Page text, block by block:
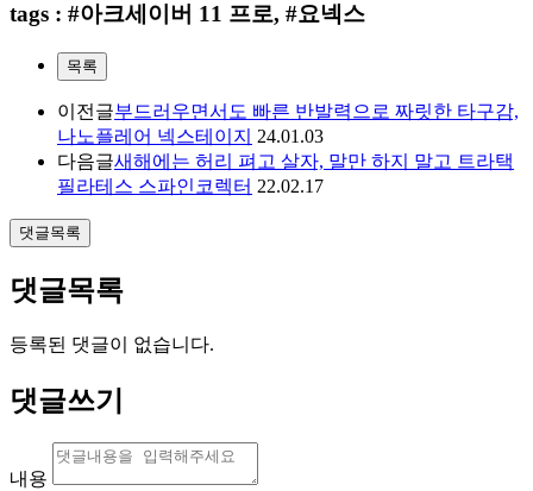
tags : #아크세이버 11 프로, #요넥스
목록
이전글부드러우면서도 빠른 반발력으로 짜릿한 타구감,
나노플레어 넥스테이지
24.01.03
다음글새해에는 허리 펴고 살자, 말만 하지 말고 트라택
필라테스 스파인코렉터 22.02.17
댓글목록
댓글목록
등록된 댓글이 없습니다.
댓글쓰기
내용